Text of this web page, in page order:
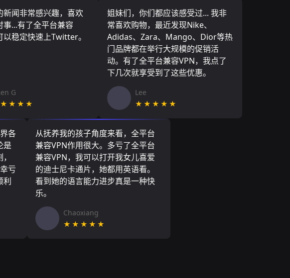
新闻非常感兴趣，喜欢
事...有了全平台兼容
以稳定快速上Twitter。
G
姐妹们，你们都应该感受过... 我非
常喜欢购物，最近发现Nike、
Adidas、Zara、Mango、Dior等热
门品牌都在举行大规模的促销活
动。有了全平台兼容VPN，我点了
下几次就享受到了这些优惠。
Lee
★★★★★
各
是
亏
利
从抚养我的孩子角度来看，全平台
兼容VPN作用很大。多亏了全平台
兼容VPN，我可以打开我女儿喜爱
的迪士尼卡通片，她都用英语看。
看到她的语言能力进步真是一种快
乐。
Chaoxiang
★★★★★